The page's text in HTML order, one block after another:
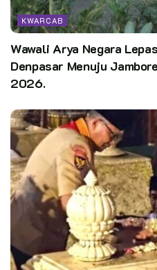
KWARCAB
Wawali Arya Negara
Denpasar Menuju
2026.